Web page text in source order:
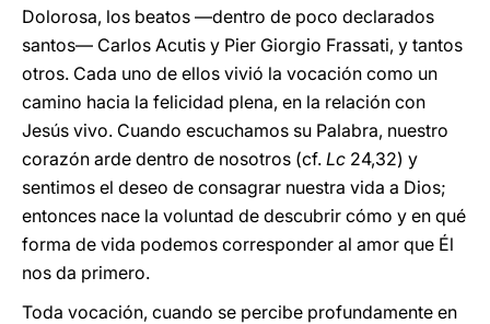
Dolorosa, los beatos —dentro de poco declarados
santos— Carlos Acutis y Pier Giorgio Frassati, y tantos
otros. Cada uno de ellos vivió la vocación como un
camino hacia la felicidad plena, en la relación con
Jesús vivo. Cuando escuchamos su Palabra, nuestro
corazón arde dentro de nosotros (cf. Lc 24,32) y
sentimos el deseo de consagrar nuestra vida a Dios;
entonces nace la voluntad de descubrir cómo y en qué
forma de vida podemos corresponder al amor que Él
nos da primero.
Toda vocación, cuando se percibe profundamente en